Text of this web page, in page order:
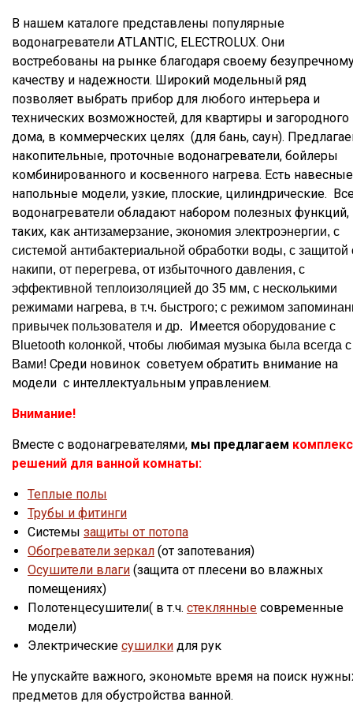
В нашем каталоге представлены популярные
водонагреватели АTLANTIC, ELECTROLUX. Они
востребованы на рынке благодаря своему
качеству и надежности. Широкий модельный ряд
позволяет выбрать прибор для любого интерьера и
технических возможностей, для квартиры и загородного
дома, в коммерческих целях (для бань, саун).
накопительные, проточные водонагреватели, бойлеры
комбинированного и косвенного нагрева. Есть
напольные модели, узкие, плоские, цилиндрические.
водонагреватели обладают набором полезных функций,
таких, как антизамерзание, экономия электроэнергии, с
системой антибактериальной обработки воды, с защитой
накипи, от перегрева, от избыточного давления, с
эффективной теплоизоляцией до 35 мм, с несколькими
режимами нагрева, в т.ч. быстрого; с режимом
привычек пользователя и др.
Имеется оборудование с
Bluetooth колонкой, чтобы любимая музыка была всегда с
Вами! Среди новинок советуем обратить внимание на
модели с интеллектуальным управлением.
Внимание!
Вместе с водонагревателями, мы предлагаем комплекс
решений для ванной комнаты:
Теплые полы
Трубы и фитинги
Системы защиты от потопа
Обогреватели зеркал (от запотевания)
Осушители влаги (защита от плесени во влажных
помещениях)
Полотенцесушители( в т.ч. стеклянные современные
модели)
Электрические сушилки для рук
Не упускайте важного, экономьте время на поиск
предметов для обустройства ванной.